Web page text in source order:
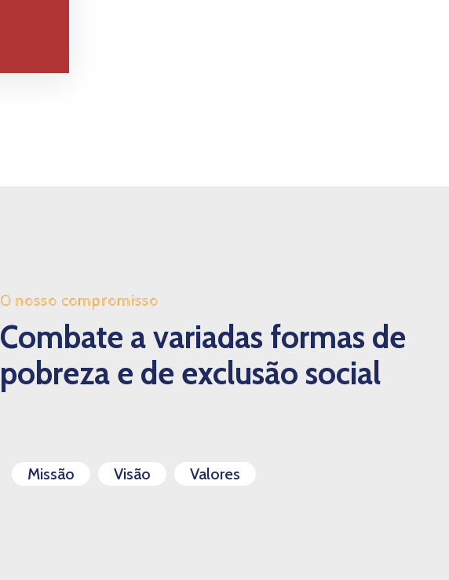
O nosso compromisso
Combate a variadas formas de
pobreza e de exclusão social
Missão Visão Valores